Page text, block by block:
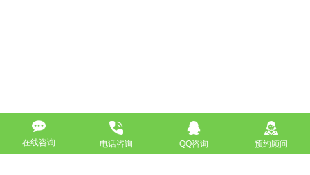
在线咨询 电话咨询 QQ咨询 预约顾问